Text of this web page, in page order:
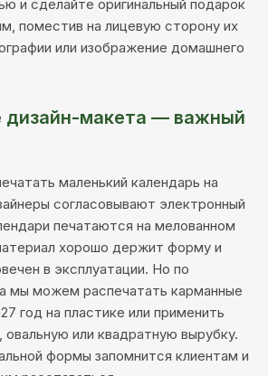
и сделайте оригинальный подарок
поместив на лицевую сторону их
или изображение домашнего
дизайн-макета — важный
маленький календарь на
согласовывают электронный
печатаются на мелованном
хорошо держит форму и
в эксплуатации. Но по
мы можем распечатать карманные
год на пластике или применить
овальную или квадратную вырубку.
формы запомнится клиентам и